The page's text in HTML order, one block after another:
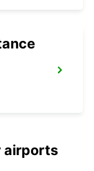
airports